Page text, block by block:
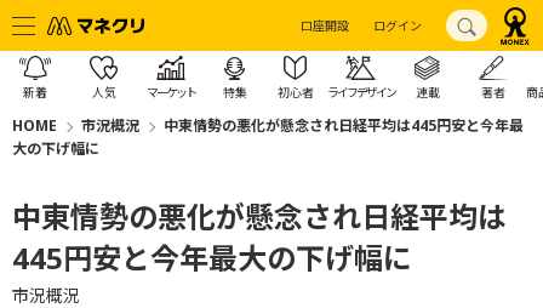
口座開設 ログイン
新着 人気 マーケット 特集 初心者 ライフデザイン 連載 著者 商
HOME 市況概況
中東情勢の悪化が懸念され日経平均は445円安と今年最
大の下げ幅に
中東情勢の悪化が懸念され日経平均は
445円安と今年最大の下げ幅に
市況概況